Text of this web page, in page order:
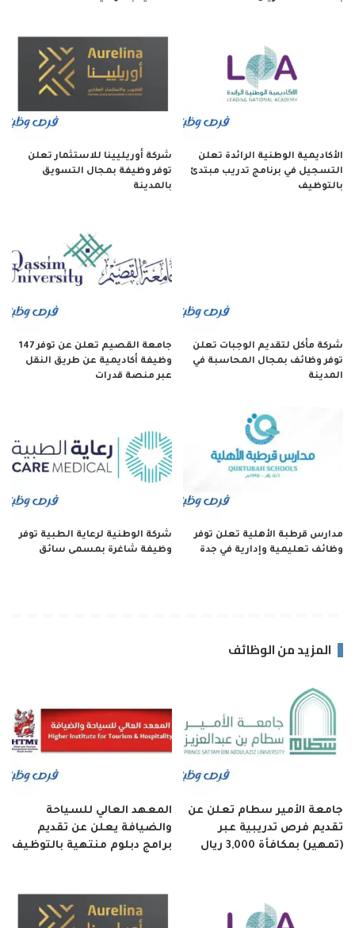
الأكاديمية الوطنية الرائدة تعلن
التسجيل في برنامج تدريب مبتدئ
بالتوظيف
شركة أوريليينا للاستثمار تعلن
توفر وظيفة بمجال التسويق
بالمدينة
شركة مأكل لتقديم الوجبات تعلن
توفر وظائف بمجال المحاسبة في
المدينة
جامعة القصيم تعلن عن توفر 147
وظيفة أكاديمية عن طريق النقل
عبر منصة قدرات
مدارس قرطبة الأهلية تعلن توفر
وظائف تعليمية وإدارية في جدة
شركة الوطنية لرعاية الطبية توفر
وظيفة شاغرة بمسمى سائق
المزيد من الوظائف
جامعة الأمير سطام تعلن عن
تقديم فرص تدريبية عبر
(تمهير) بمكافأة 3,000 ريال
المعهد العالي للسياحة
والضيافة يعلن عن تقديم
برامج دبلوم منتهية بالتوظيف